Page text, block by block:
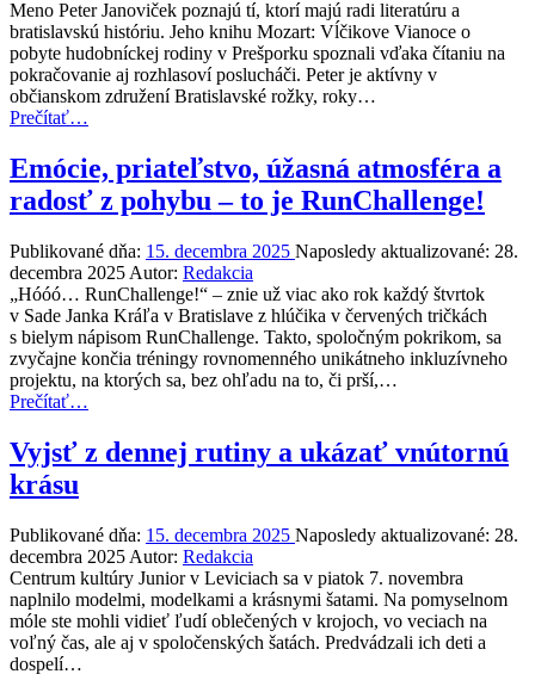
Meno Peter Janoviček poznajú tí, ktorí majú radi literatúru a
bratislavskú históriu. Jeho knihu Mozart: Vĺčikove Vianoce o
pobyte hudobníckej rodiny v Prešporku spoznali vďaka čítaniu na
pokračovanie aj rozhlasoví poslucháči. Peter je aktívny v
občianskom združení Bratislavské rožky, roky…
Prečítať“Asperger
štyridsiatke
alebo
ako
vymyslel
Huberta”
…
Emócie, priateľstvo, úžasná atmosféra a
radosť z pohybu – to je RunChallenge!
Publikované dňa: 15. decembra 2025 Naposledy aktualizované: 28.
decembra 2025 Autor: Redakcia
„Hóóó… RunChallenge!“ – znie už viac ako rok každý štvrtok
v Sade Janka Kráľa v Bratislave z hlúčika v červených tričkách
s bielym nápisom RunChallenge. Takto, spoločným pokrikom, sa
zvyčajne končia tréningy rovnomenného unikátneho inkluzívneho
projektu, na ktorých sa, bez ohľadu na to, či prší,…
Prečítať“Emócie,
úžasná
atmosféra
a
z pohybu
–
to
je
RunChallenge!”
…
Vyjsť z dennej rutiny a ukázať vnútornú
krásu
Publikované dňa: 15. decembra 2025 Naposledy aktualizované: 28.
decembra 2025 Autor: Redakcia
Centrum kultúry Junior v Leviciach sa v piatok 7. novembra
naplnilo modelmi, modelkami a krásnymi šatami. Na pomyselnom
móle ste mohli vidieť ľudí oblečených v krojoch, vo veciach na
voľný čas, ale aj v spoločenských šatách. Predvádzali ich deti a
dospelí…